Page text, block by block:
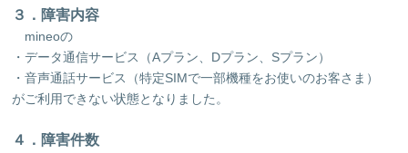
３．障害内容
mineoの
・データ通信サービス（Aプラン、Dプラン、Sプラン）
・音声通話サービス（特定SIMで一部機種をお使いのお客さま）
がご利用できない状態となりました。
４．障害件数